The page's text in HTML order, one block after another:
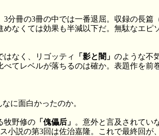
3分冊の3冊の中では一番退屈。収録の長篇
なくては効果も半減以下だ。無駄なエ
なく、リゴッティ 「影と闇」 のような不
てレベルが落ちるのは確か。表題作を
に面白かったのか。
牧野修の 「傀儡后」 。意外と言及されてい
説の第3回は佐治嘉隆。これで最終回が